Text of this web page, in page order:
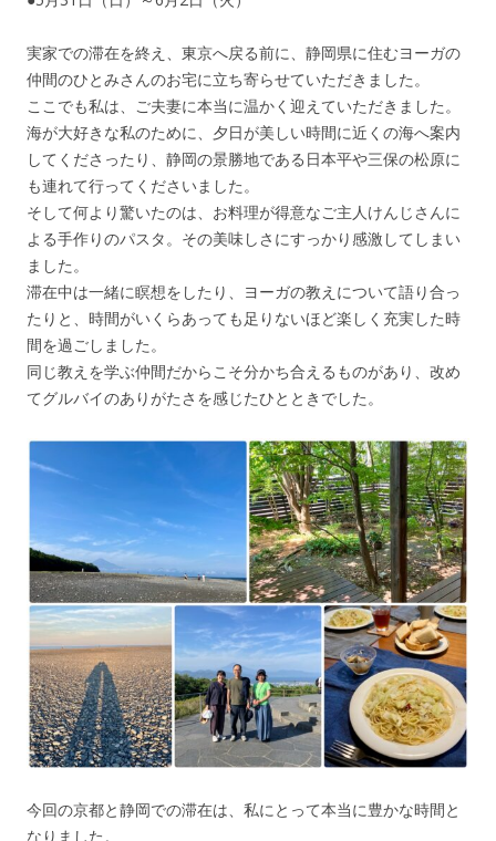
実家での滞在を終え、東京へ戻る前に、静岡県に住むヨーガの
仲間のひとみさんのお宅に立ち寄らせていただきました。
ここでも私は、ご夫妻に本当に温かく迎えていただきました。
海が大好きな私のために、夕日が美しい時間に近くの海へ案内
してくださったり、静岡の景勝地である日本平や三保の松原に
も連れて行ってくださいました。
そして何より驚いたのは、お料理が得意なご主人けんじさんに
よる手作りのパスタ。その美味しさにすっかり感激してしまい
ました。
滞在中は一緒に瞑想をしたり、ヨーガの教えについて語り合っ
たりと、時間がいくらあっても足りないほど楽しく充実した時
間を過ごしました。
同じ教えを学ぶ仲間だからこそ分かち合えるものがあり、改め
てグルバイのありがたさを感じたひとときでした。
今回の京都と静岡での滞在は、私にとって本当に豊かな時間と
なりました。